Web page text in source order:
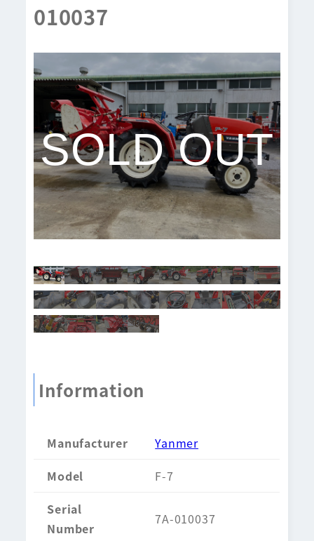
010037
SOLD OUT
Information
Manufacturer
Yanmer
Model
F-7
Serial
Number
7A-010037